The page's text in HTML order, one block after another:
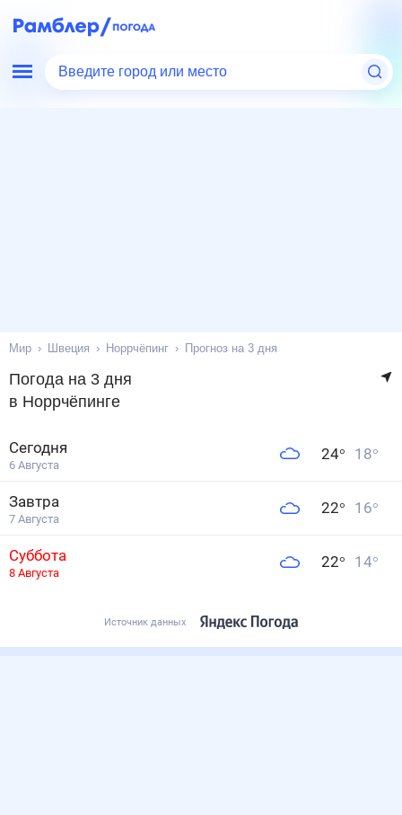
Введите город или место
Мир Швеция Норрчёпинг Прогноз на 3 дня
Погода на 3 дня
в Норрчёпинге
Сегодня
6 Августа
24° 18°
Завтра
7 Августа
22° 16°
Суббота
8 Августа
22° 14°
Источник данных